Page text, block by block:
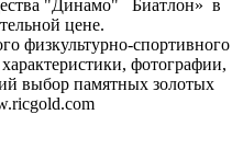
"Динамо" Биатлон» в
цене.
физкультурно-спортивного
фотографии,
выбор памятных золотых